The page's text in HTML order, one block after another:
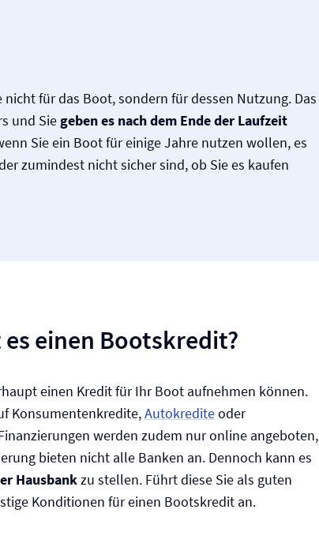
für das Boot, sondern für dessen Nutzung. Das
und Sie geben es nach dem Ende der Laufzeit
Sie ein Boot für einige Jahre nutzen wollen, es
zumindest nicht sicher sind, ob Sie es kaufen
einen Bootskredit?
einen Kredit für Ihr Boot aufnehmen können.
Konsumenten­kredite,Autokrediteoder
werden zudem nur online angeboten,
bieten nicht alle Banken an. Dennoch kann es
Hausbankzu stellen. Führt diese Sie als guten
Konditionen für einen Bootskredit an.